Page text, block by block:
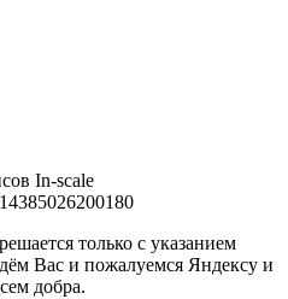
In-scale
только с указанием
Вас и пожалуемся Яндексу и
добра.